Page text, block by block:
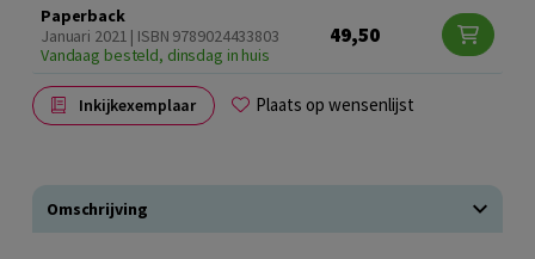
Paperback
Januari 2021 | ISBN 9789024433803
Vandaag besteld, dinsdag in huis
49,50
Inkijkexemplaar Plaats op wensenlijst
Omschrijving